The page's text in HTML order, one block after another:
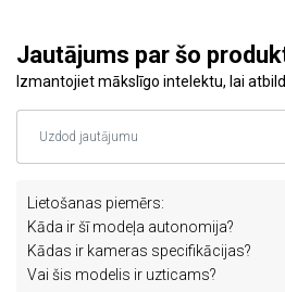
Jautājums par šo
Izmantojiet mākslīgo intelektu, lai
Lietošanas piemērs:
Kāda ir šī modeļa autonomija?
Kādas ir kameras specifikācijas?
Vai šis modelis ir uzticams?